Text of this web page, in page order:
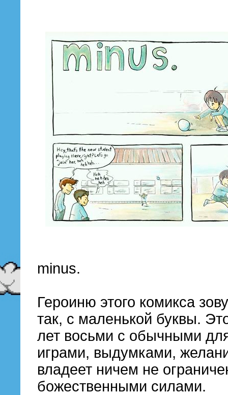
minus.
Героиню этого комикса
так, с маленькой буквы.
лет восьми с обычными
играми, выдумками,
владеет ничем не
божественными силами.